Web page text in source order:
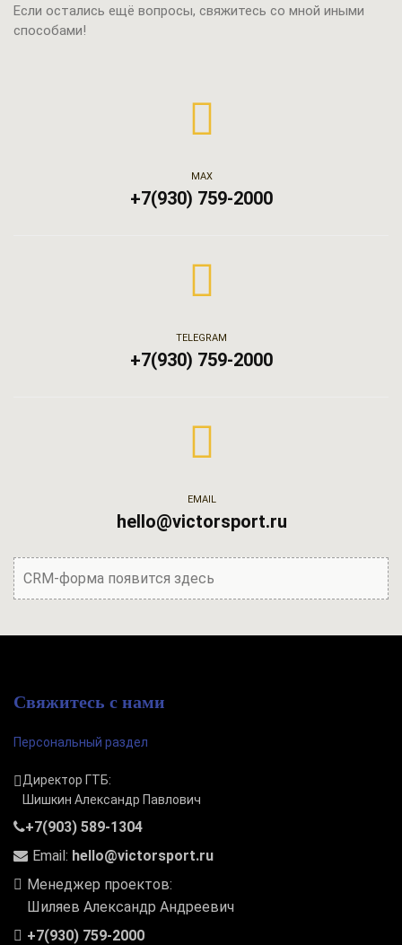
Если остались ещё вопросы, свяжитесь со мной иными
способами!
МАХ
+7(930) 759-2000
TELEGRAM
+7(930) 759-2000
EMAIL
hello@victorsport.ru
CRM-форма появится здесь
Свяжитесь с нами
Персональный раздел
Директор ГТБ:
Шишкин Александр Павлович
+7(903) 589-1304
Email: hello@victorsport.ru
Менеджер проектов:
Шиляев Александр Андреевич
+7(930) 759-2000